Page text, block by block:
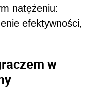
natężeniu:
efektywności,
w